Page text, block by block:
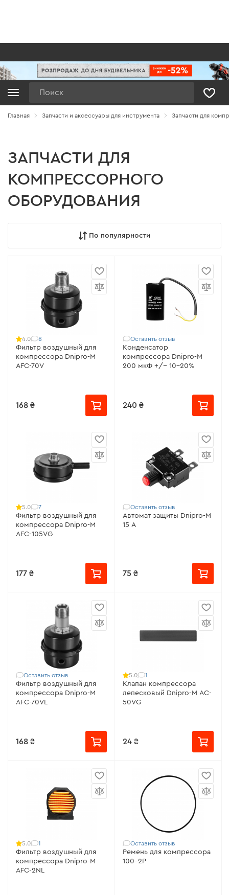
Главная Запчасти и аксессуары для инструмента Запчасти для
ЗАПЧАСТИ ДЛЯ
КОМПРЕССОРНОГО
ОБОРУДОВАНИЯ
По популярности
4.0 8
Фильтр воздушный для
компрессора Dnipro-M
AFC-70V
168 ₴
Оставить отзыв
Конденсатор
компрессора Dnipro-M
200 мкФ +/- 10-20%
240 ₴
5.0 7
Фильтр воздушный для
компрессора Dnipro-M
AFC-105VG
177 ₴
Оставить отзыв
Автомат защиты Dnipro-M
15 А
75 ₴
Оставить отзыв
Фильтр воздушный для
компрессора Dnipro-M
AFC-70VL
168 ₴
5.0 1
Клапан компрессора
лепесковый Dnipro-M AC-
50VG
24 ₴
5.0 1
Фильтр воздушный для
компрессора Dnipro-M
AFC-2NL
Оставить отзыв
Ремень для компрессора
100-2Р